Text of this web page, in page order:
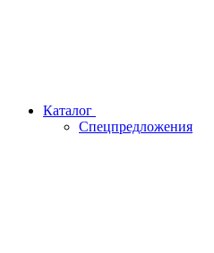
Каталог
Спецпредложения